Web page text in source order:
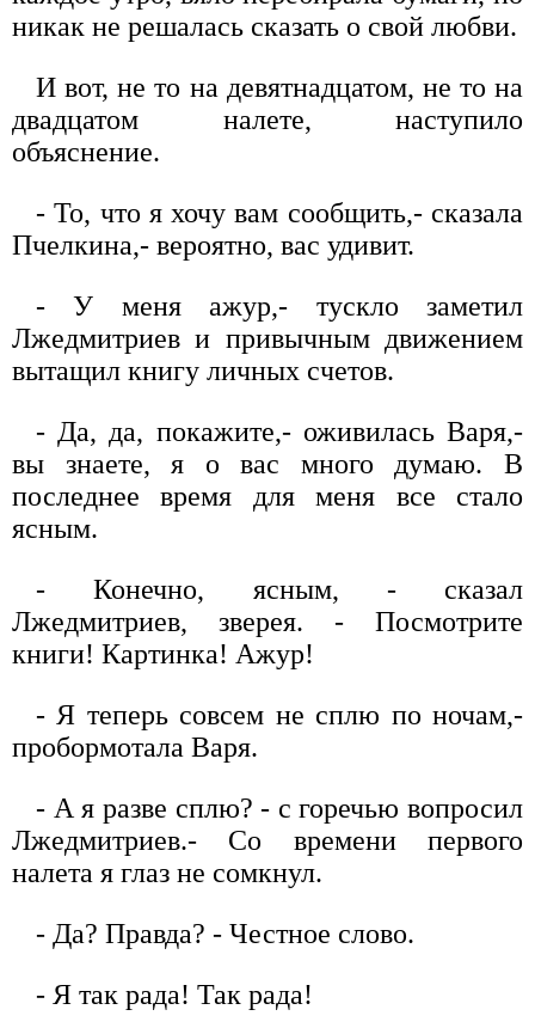
никак не решалась сказать о свой любви.
И вот, не то на девятнадцатом, не то на
двадцатом налете, наступило
объяснение.
- То, что я хочу вам сообщить,- сказала
Пчелкина,- вероятно, вас удивит.
- У меня ажур,- тускло заметил
Лжедмитриев и привычным движением
вытащил книгу личных счетов.
- Да, да, покажите,- оживилась Варя,-
вы знаете, я о вас много думаю. В
последнее время для меня все стало
ясным.
- Конечно, ясным, - сказал
Лжедмитриев, зверея. - Посмотрите
книги! Картинка! Ажур!
- Я теперь совсем не сплю по ночам,-
пробормотала Варя.
- А я разве сплю? - с горечью вопросил
Лжедмитриев.- Со времени первого
налета я глаз не сомкнул.
- Да? Правда? - Честное слово.
- Я так рада! Так рада!